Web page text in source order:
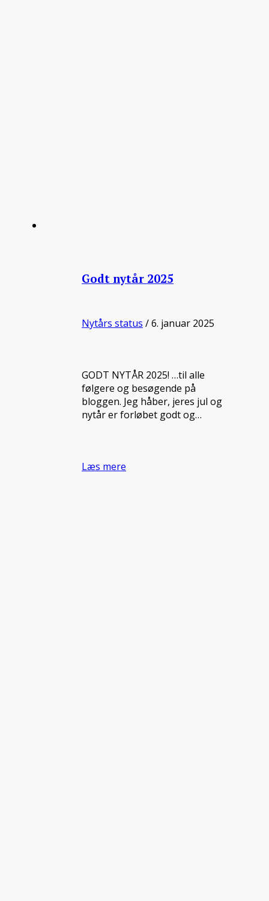
Godt nytår 2025
Nytårs status / 6. januar 2025
GODT NYTÅR 2025! …til alle
følgere og besøgende på
bloggen. Jeg håber, jeres jul og
nytår er forløbet godt og…
Læs mere